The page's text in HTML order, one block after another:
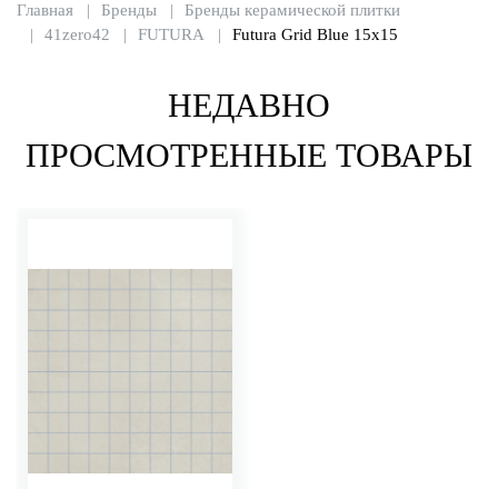
Главная Бренды
Бренды керамической плитки
41zero42
FUTURA Futura Grid Blue 15x15
НЕДАВНО
ПРОСМОТРЕННЫЕ ТОВАРЫ